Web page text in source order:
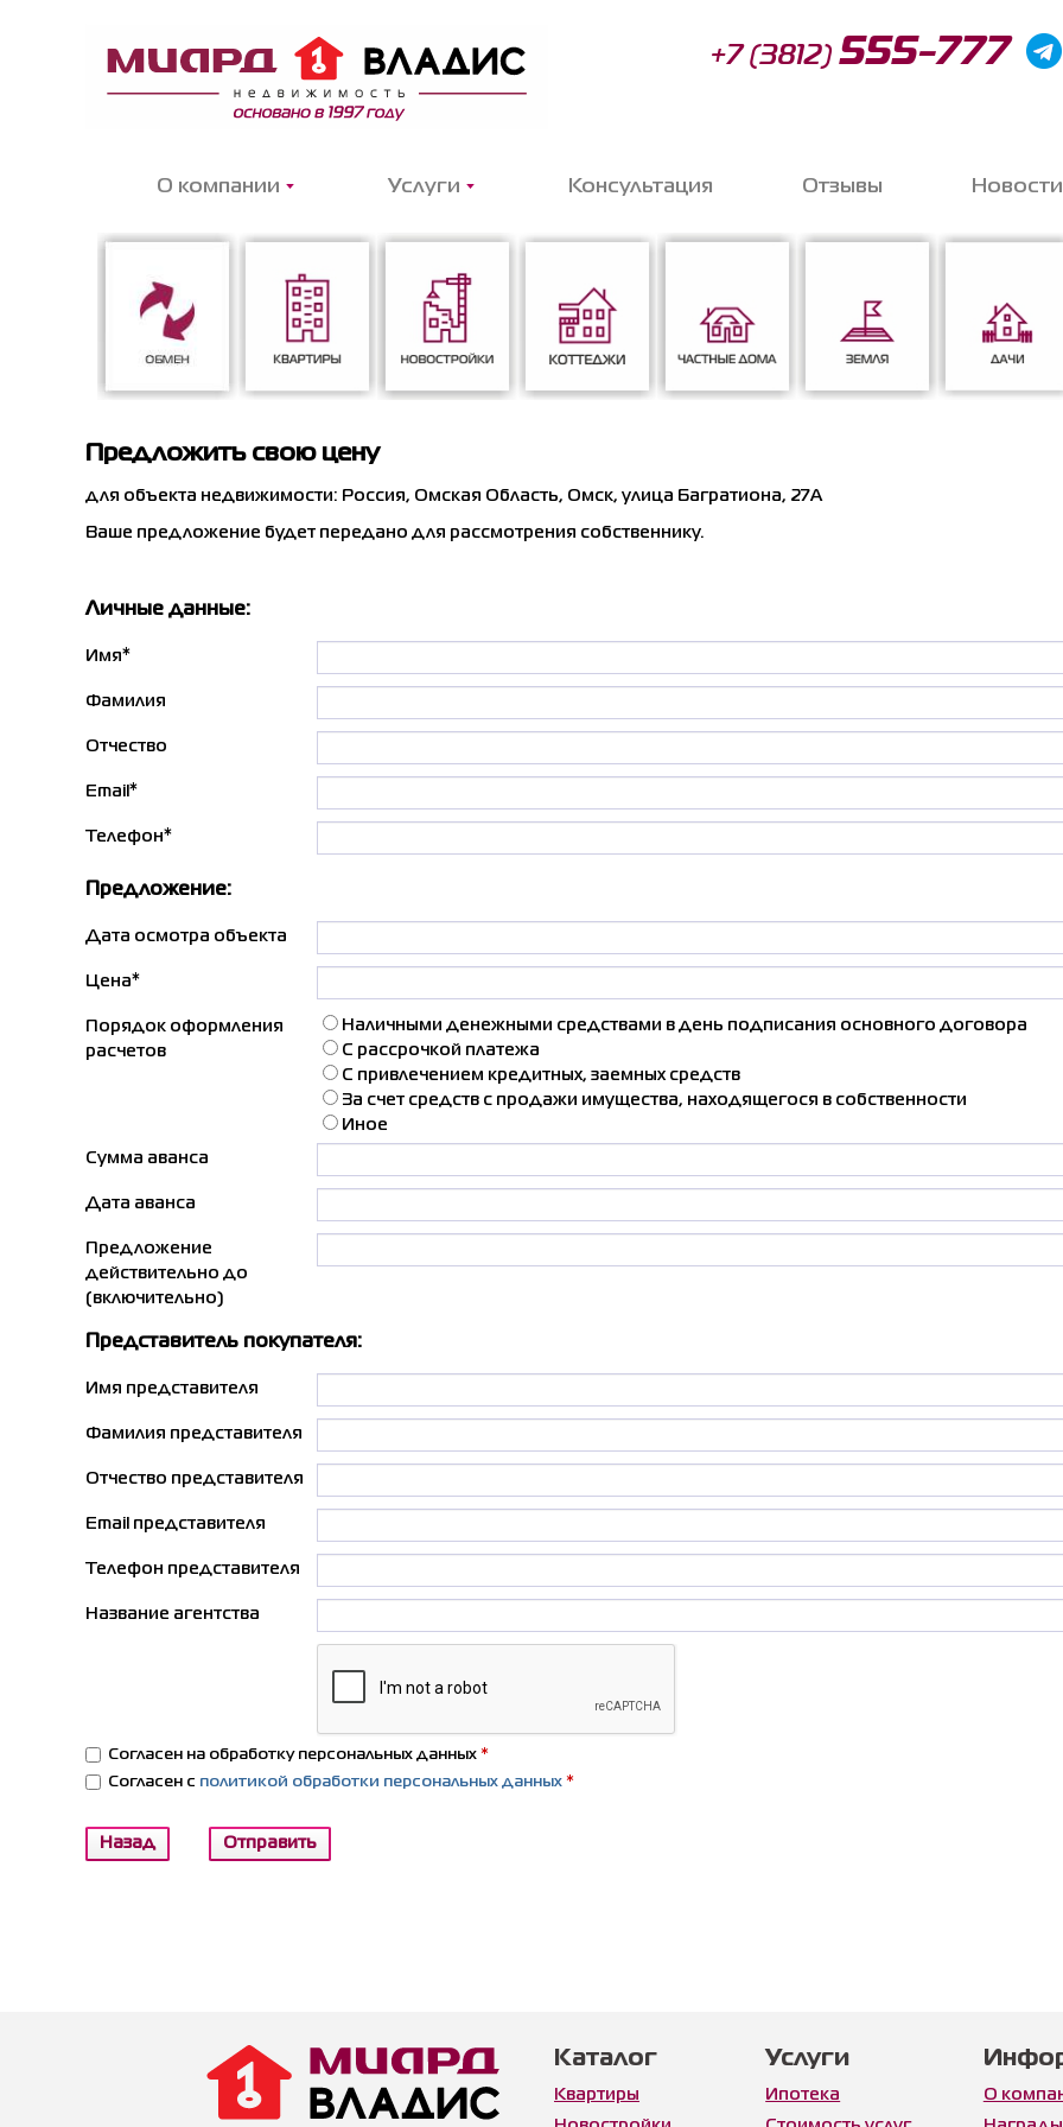
+7 (3812) 555-777
О компании Услуги Консультация Отзывы Новости
Предложить свою цену
для объекта недвижимости: Россия, Омская Область, Омск, улица Багратиона, 27А
Ваше предложение будет передано для рассмотрения собственнику.
Личные данные:
Имя*
Фамилия
Отчество
Email*
Телефон*
Предложение:
Дата осмотра объекта
Цена*
Порядок оформления
расчетов
Наличными денежными средствами в день подписания основного договора
С рассрочкой платежа
С привлечением кредитных, заемных средств
За счет средств с продажи имущества, находящегося в собственности
Иное
Сумма аванса
Дата аванса
Предложение
действительно до
(включительно)
Представитель покупателя:
Имя представителя
Фамилия представителя
Отчество представителя
Email представителя
Телефон представителя
Название агентства
Согласен на обработку персональных данных *
Согласен с политикой обработки персональных данных *
Каталог
Квартиры
Услуги
Ипотека О